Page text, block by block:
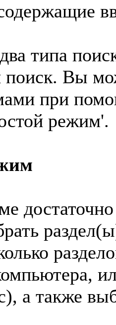
типа
Вы
при
режим'.
а также